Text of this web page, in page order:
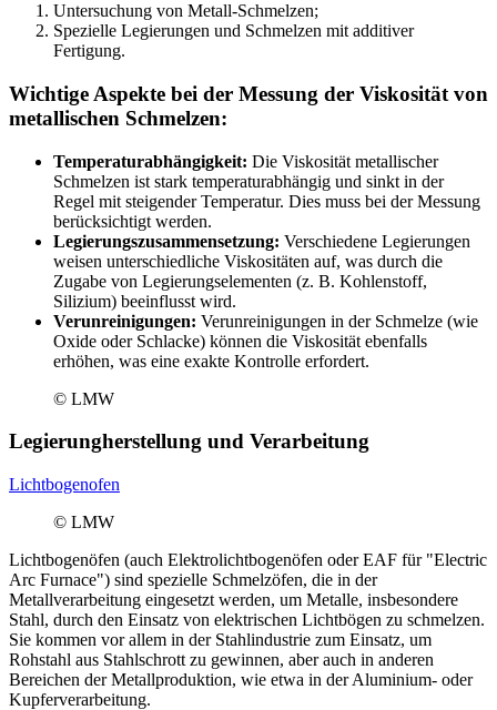
Untersuchung von Metall-Schmelzen;
Spezielle Legierungen und Schmelzen mit additiver
Fertigung.
Wichtige Aspekte bei der Messung der Viskosität von
metallischen Schmelzen:
Temperaturabhängigkeit: Die Viskosität metallischer
Schmelzen ist stark temperaturabhängig und sinkt in der
Regel mit steigender Temperatur. Dies muss bei der Messung
berücksichtigt werden.
Legierungszusammensetzung: Verschiedene Legierungen
weisen unterschiedliche Viskositäten auf, was durch die
Zugabe von Legierungselementen (z. B. Kohlenstoff,
Silizium) beeinflusst wird.
Verunreinigungen: Verunreinigungen in der Schmelze (wie
Oxide oder Schlacke) können die Viskosität ebenfalls
erhöhen, was eine exakte Kontrolle erfordert.
© LMW
Legierungherstellung und Verarbeitung
Lichtbogenofen
© LMW
Lichtbogenöfen (auch Elektrolichtbogenöfen oder EAF für "Electric
Arc Furnace") sind spezielle Schmelzöfen, die in der
Metallverarbeitung eingesetzt werden, um Metalle, insbesondere
Stahl, durch den Einsatz von elektrischen Lichtbögen zu schmelzen.
Sie kommen vor allem in der Stahlindustrie zum Einsatz, um
Rohstahl aus Stahlschrott zu gewinnen, aber auch in anderen
Bereichen der Metallproduktion, wie etwa in der Aluminium- oder
Kupferverarbeitung.